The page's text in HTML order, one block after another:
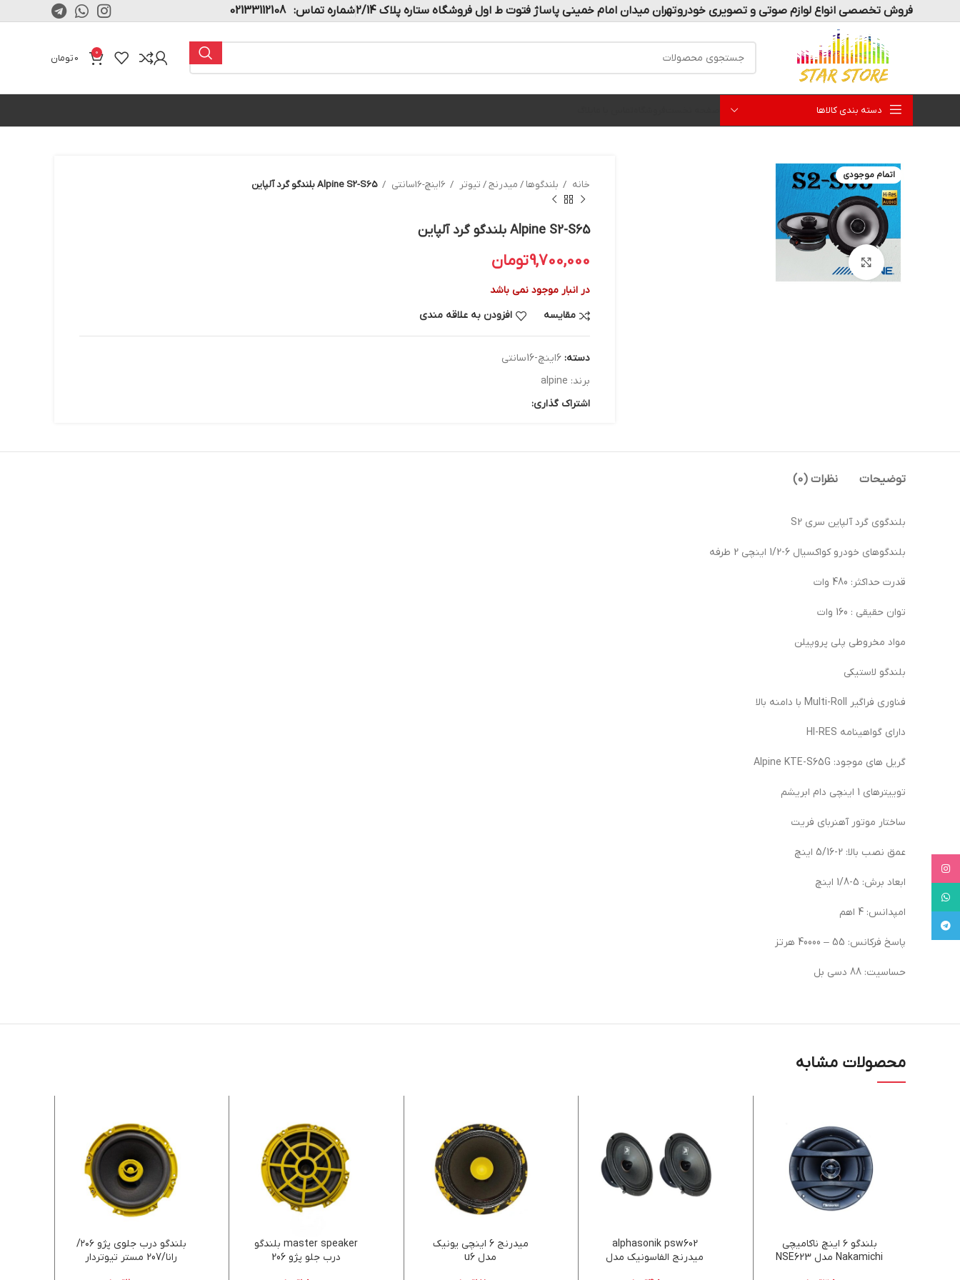
فروش تخصصی انواع لوازم صوتی و تصویری خودروتهران میدان امام خمینی پاساژ فتوت ط اول فروشگاه ستاره پلاک 2/14 شماره تماس: 02133112108
0
0تومان
دسته بندی کالاها
اتمام موجودی
خانه بلندگوها / میدرنج / تیوتر 6اینچ-16سانتی Alpine S2-S65 بلندگو گرد آلپاین
Alpine S2-S65 بلندگو گرد آلپاین
9,700,000تومان
در انبار موجود نمی باشد
مقایسه
افزودن به علاقه مندی
دسته: 6اینچ-16سانتی
برند: alpine
اشتراک گذاری:
توضیحات نظرات (0)
بلندگوی گرد آلپاین سری S2
بلندگوهای خودرو کواکسیال 6-1/2 اینچی 2 طرفه
قدرت حداکثر: 480 وات
توان حقیقی : 160 وات
مواد مخروطی پلی پروپیلن
بلندگو لاستیکی
فناوری فراگیر Multi-Roll با دامنه بالا
دارای گواهینامه HI-RES
گریل های موجود: Alpine KTE-S65G
توییترهای 1 اینچی دام ابریشم
ساختار موتور آهنربای فریت
عمق نصب بالا: 2-5/16 اینچ
ابعاد برش: 5-1/8 اینچ
امپدانس: 4 اهم
پاسخ فرکانس: 55 – 40000 هرتز
حساسیت: 88 دسی بل
محصولات مشابه
بلندگو ۶ اینچ ناکامیچی
Nakamichi مدل NSE623
alphasonik psw602
میدرنج الفاسونیک مدل
میدرنج 6 اینچی یونیک
مدل u6
master speaker بلندگو
درب جلو پژو 206
بلندگو درب جلوی پژو ۲۰۶/
رانا/207 مستر تیوتردار